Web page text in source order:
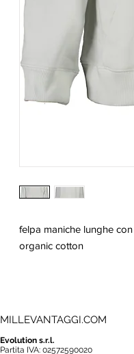
felpa maniche lunghe
organic cotton
MILLEVANTAGGI.COM
Evolution s.r.l.
Partita IVA: 02572590020